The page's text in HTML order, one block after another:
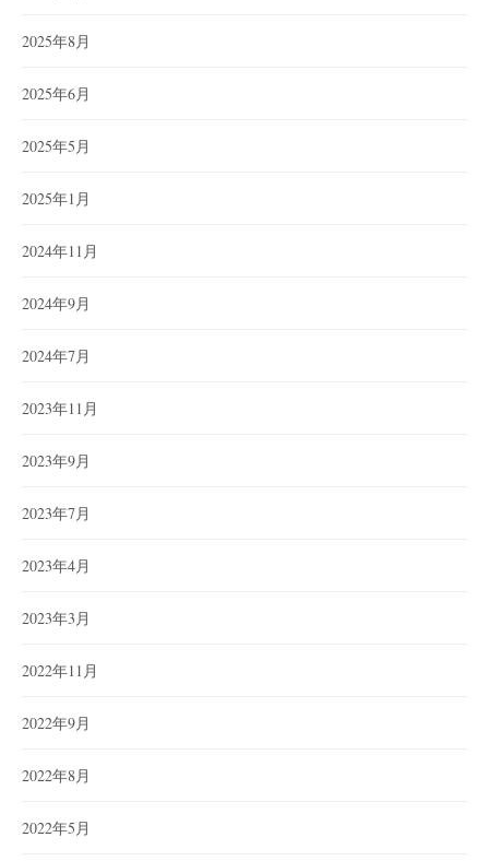
2025年8月
2025年6月
2025年5月
2025年1月
2024年11月
2024年9月
2024年7月
2023年11月
2023年9月
2023年7月
2023年4月
2023年3月
2022年11月
2022年9月
2022年8月
2022年5月